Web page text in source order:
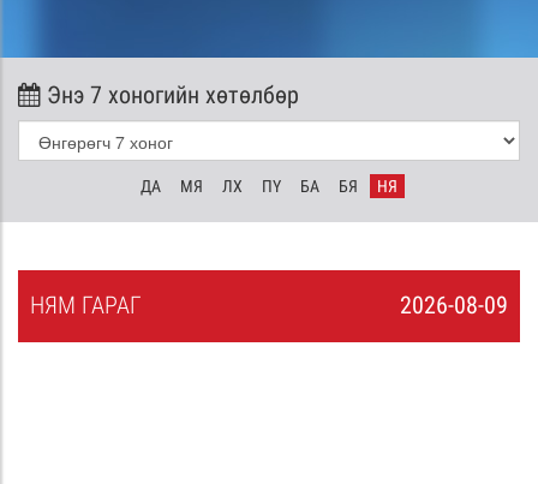
Энэ 7 хоногийн хөтөлбөр
ДА МЯ ЛХ ПҮ БА БЯ НЯ
2026-08-09
НЯМ ГАРАГ